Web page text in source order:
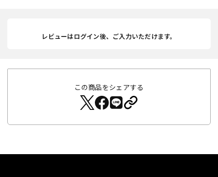
レビューはログイン後、ご入力いただけます。
この商品をシェアする